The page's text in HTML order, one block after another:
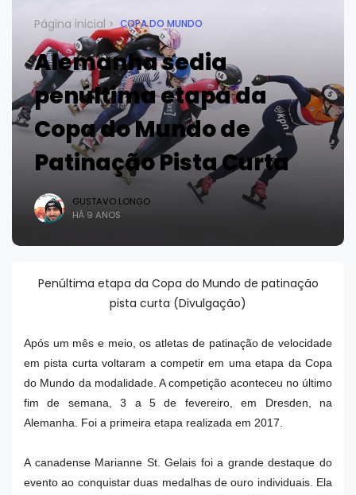
Página inicial COPA DO MUNDO
Alemanha sedia
penúltima etapa da
Copa do Mundo de
Patinação Pista Curta
GUSTAVO LONGO
HÁ 9 ANOS
Penúltima etapa da Copa do Mundo de patinação
pista curta (Divulgação)
Após um mês e meio, os atletas de patinação de velocidade
em pista curta voltaram a competir em uma etapa da Copa
do Mundo da modalidade. A competição aconteceu no último
fim de semana, 3 a 5 de fevereiro, em Dresden, na
Alemanha. Foi a primeira etapa realizada em 2017.
A canadense Marianne St. Gelais foi a grande destaque do
evento ao conquistar duas medalhas de ouro individuais. Ela